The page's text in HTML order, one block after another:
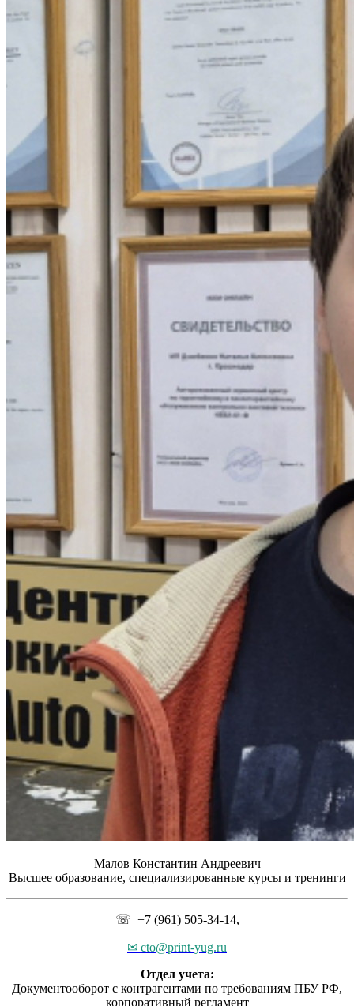
Малов Константин Андреевич
Высшее образование, специализированные курсы и тренинги
☏ +7 (961) 505-34-14,
✉ cto@print-yug.ru
Отдел учета:
Документооборот с контрагентами по требованиям ПБУ РФ,
корпоративный регламент